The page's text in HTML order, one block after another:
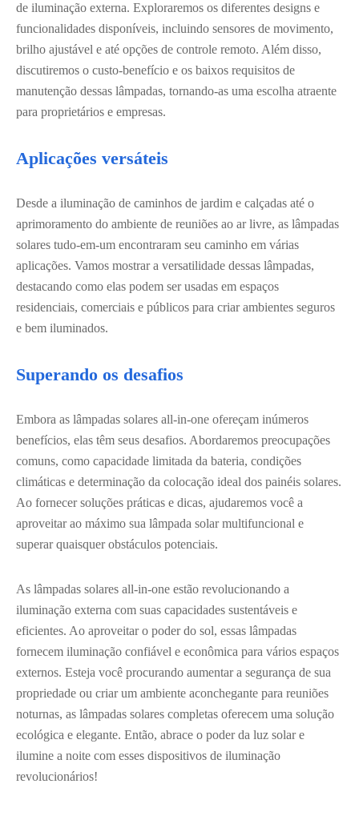
de iluminação externa. Exploraremos os diferentes designs e
funcionalidades disponíveis, incluindo sensores de movimento,
brilho ajustável e até opções de controle remoto. Além disso,
discutiremos o custo-benefício e os baixos requisitos de
manutenção dessas lâmpadas, tornando-as uma escolha atraente
para proprietários e empresas.
Aplicações versáteis
Desde a iluminação de caminhos de jardim e calçadas até o
aprimoramento do ambiente de reuniões ao ar livre, as lâmpadas
solares tudo-em-um encontraram seu caminho em várias
aplicações. Vamos mostrar a versatilidade dessas lâmpadas,
destacando como elas podem ser usadas em espaços
residenciais, comerciais e públicos para criar ambientes seguros
e bem iluminados.
Superando os desafios
Embora as lâmpadas solares all-in-one ofereçam inúmeros
benefícios, elas têm seus desafios. Abordaremos preocupações
comuns, como capacidade limitada da bateria, condições
climáticas e determinação da colocação ideal dos painéis solares.
Ao fornecer soluções práticas e dicas, ajudaremos você a
aproveitar ao máximo sua lâmpada solar multifuncional e
superar quaisquer obstáculos potenciais.
As lâmpadas solares all-in-one estão revolucionando a
iluminação externa com suas capacidades sustentáveis e
eficientes. Ao aproveitar o poder do sol, essas lâmpadas
fornecem iluminação confiável e econômica para vários espaços
externos. Esteja você procurando aumentar a segurança de sua
propriedade ou criar um ambiente aconchegante para reuniões
noturnas, as lâmpadas solares completas oferecem uma solução
ecológica e elegante. Então, abrace o poder da luz solar e
ilumine a noite com esses dispositivos de iluminação
revolucionários!